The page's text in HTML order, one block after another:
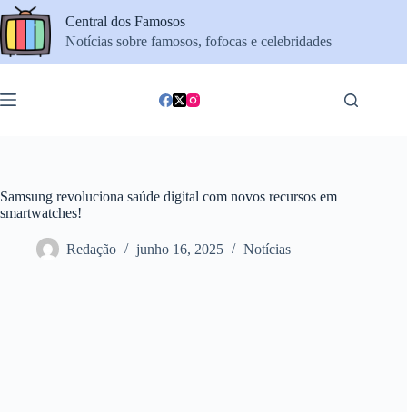
Pular
para
o
conteúdo
Central dos Famosos
Notícias sobre famosos, fofocas e celebridades
Samsung revoluciona saúde digital com novos recursos em
smartwatches!
Redação junho 16, 2025 Notícias